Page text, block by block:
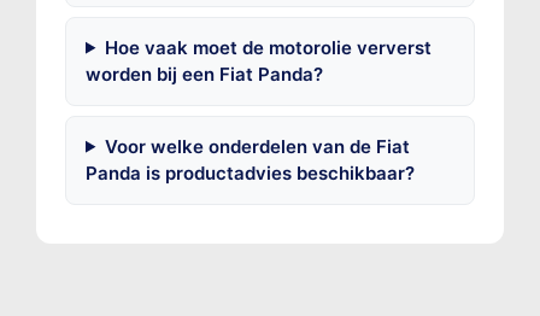
Hoe vaak moet de motorolie ververst
worden bij een Fiat Panda?
Voor welke onderdelen van de Fiat
Panda is productadvies beschikbaar?